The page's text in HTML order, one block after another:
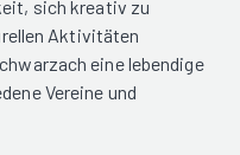
sich kreativ zu
Aktivitäten
eine lebendige
Vereine und